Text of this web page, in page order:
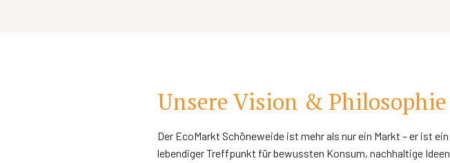
Unsere Vision & Philosophie
Der EcoMarkt Schöneweide ist mehr als nur ein Markt – er ist ein
lebendiger Treffpunkt für bewussten Konsum, nachhaltige Ideen